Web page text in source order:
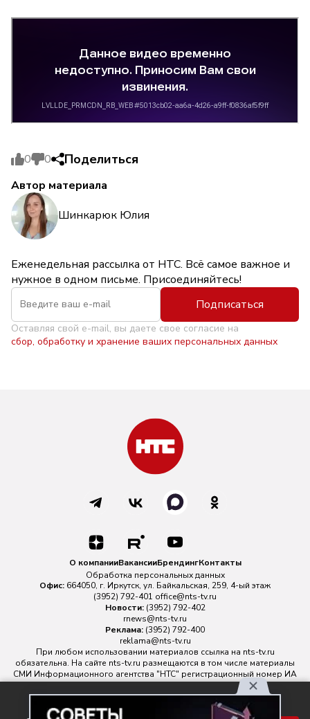
0 0 Поделиться
Автор материала
Шинкарюк Юлия
Еженедельная рассылка от НТС. Всё самое важное и
нужное в одном письме. Присоединяйтесь!
Подписаться
Оставляя свой e-mail, вы даете свое согласие на
сбор, обработку и хранение ваших персональных данных
О компанииВакансииБрендингКонтакты
Обработка персональных данных
Офис: 664050, г. Иркутск, ул. Байкальская, 259, 4-ый этаж
(3952) 792-401 office@nts-tv.ru
Новости: (3952) 792-402
rnews@nts-tv.ru
Реклама: (3952) 792-400
reklama@nts-tv.ru
При любом использовании материалов ссылка на nts-tv.ru
обязательна. На сайте nts-tv.ru размещаются в том числе материалы
СМИ Информационного агентства "НТС" регистрационный номер ИА
№ ФС 77 - 88763 зарегистрировано Федеральной службой по
надзору в сфере связи, информационных технологий и массовых